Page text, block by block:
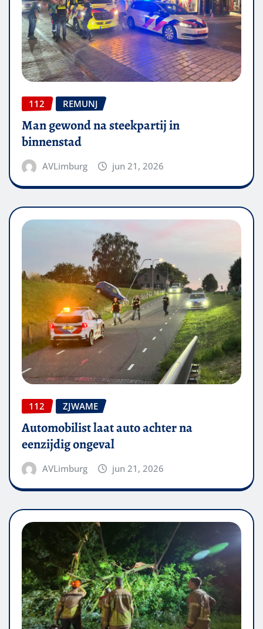
112 REMUNJ
Man gewond na steekpartij in
binnenstad
AVLimburg jun 21, 2026
112 ZJWAME
Automobilist laat auto achter na
eenzijdig ongeval
AVLimburg jun 21, 2026